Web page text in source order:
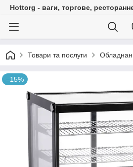
Hottorg - ваги, торгове,
Товари та послуги
–15%